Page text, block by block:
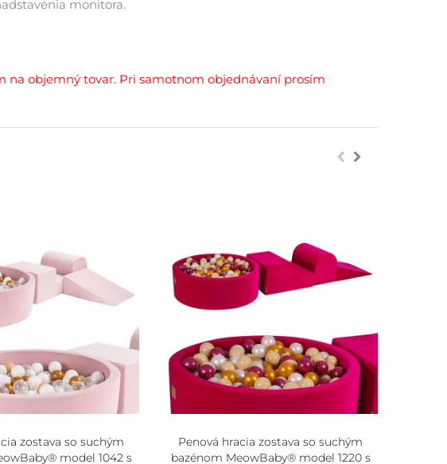
monitora.
na objemný tovar. Pri samotnom objednávaní prosím
zostava so suchým
model 1042 s
Penová hracia zostava so suchým
bazénom MeowBaby® model 1220 s